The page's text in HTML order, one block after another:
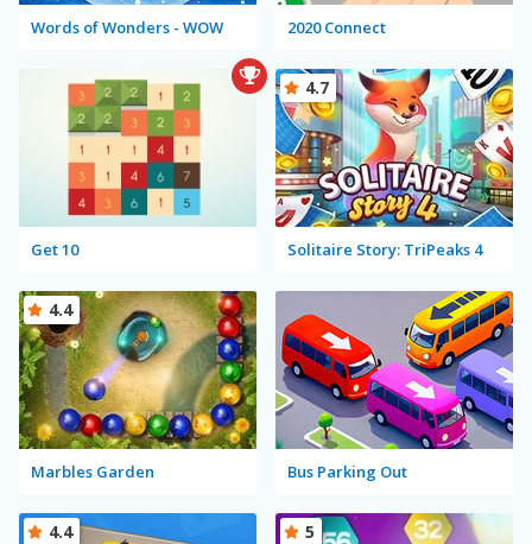
Words of Wonders - WOW 2020 Connect
Get 10 Solitaire Story: TriPeaks 4
4.7
Marbles Garden
4.4
Bus Parking Out
4.4 5